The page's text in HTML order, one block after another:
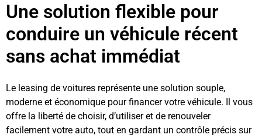
Une solution flexible pour
conduire un véhicule récent
sans achat immédiat
Le leasing de voitures représente une solution souple,
moderne et économique pour financer votre véhicule. Il vous
offre la liberté de choisir, d’utiliser et de renouveler
facilement votre auto, tout en gardant un contrôle précis sur